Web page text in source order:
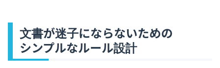
文書が迷子にならないための
シンプルなルール設計